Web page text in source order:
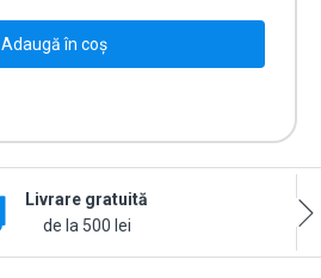
Adaugă în coș
Livrare gratuită
de la 500 lei